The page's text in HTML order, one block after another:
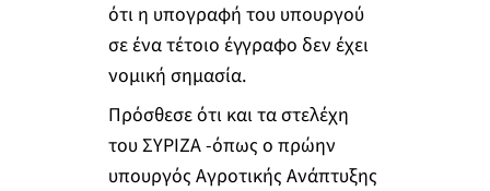
ότι η υπογραφή του υπουργού
σε ένα τέτοιο έγγραφο δεν έχει
νομική σημασία.
Πρόσθεσε ότι και τα στελέχη
του ΣΥΡΙΖΑ -όπως ο πρώην
υπουργός Αγροτικής Ανάπτυξης